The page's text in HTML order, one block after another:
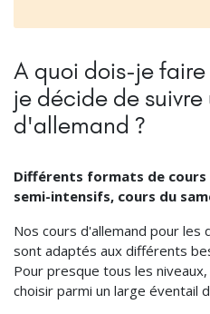
A quoi dois-je
je décide de suivre
d'allemand ?
Différents formats de cours
semi-intensifs, cours du
Nos cours d'allemand pour les
sont adaptés aux différents
Pour presque tous les
choisir parmi un large éventail